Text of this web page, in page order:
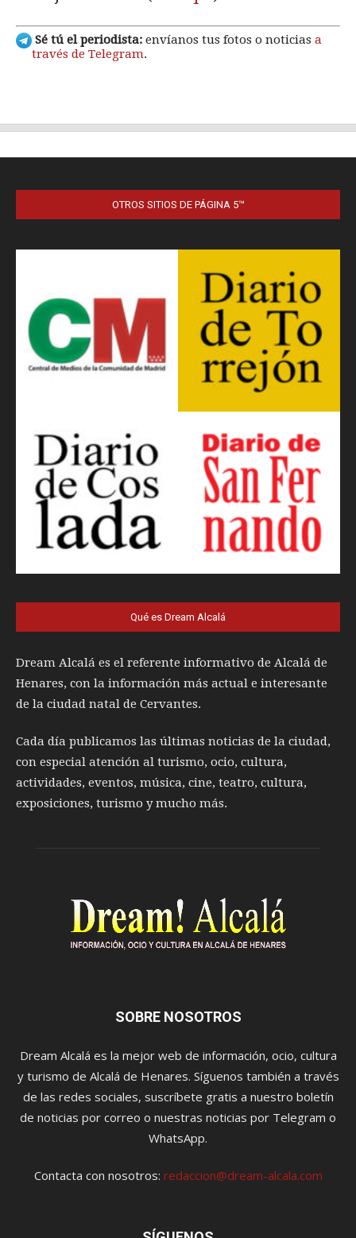
OTROS SITIOS DE PÁGINA 5™
Qué es Dream Alcalá
Dream Alcalá es el referente informativo de Alcalá de
Henares, con la información más actual e interesante
de la ciudad natal de Cervantes.
Cada día publicamos las últimas noticias de la ciudad,
con especial atención al turismo, ocio, cultura,
actividades, eventos, música, cine, teatro, cultura,
exposiciones, turismo y mucho más.
SOBRE NOSOTROS
Dream Alcalá es la mejor web de información, ocio, cultura
y turismo de Alcalá de Henares. Síguenos también a través
de las redes sociales, suscríbete gratis a nuestro boletín
de noticias por correo o nuestras noticias por Telegram o
WhatsApp.
Contacta con nosotros: redaccion@dream-alcala.com